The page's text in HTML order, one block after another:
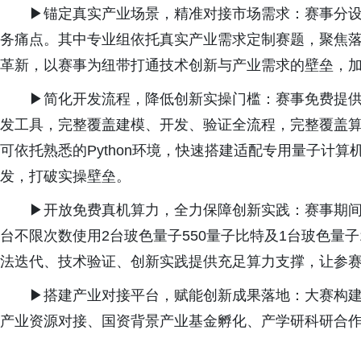
▶锚定真实产业场景，精准对接市场需求：赛事分
务痛点。其中专业组依托真实产业需求定制赛题，聚焦
革新，以赛事为纽带打通技术创新与产业需求的壁垒，
▶简化开发流程，降低创新实操门槛：赛事免费提
发工具，完整覆盖建模、开发、验证全流程，完整覆盖
可依托熟悉的Python环境，快速搭建适配专用量子计算
发，打破实操壁垒。
▶开放免费真机算力，全力保障创新实践：赛事期
台不限次数使用2台玻色量子550量子比特及1台玻色量
法迭代、技术验证、创新实践提供充足算力支撑，让参
▶搭建产业对接平台，赋能创新成果落地：大赛构
产业资源对接、国资背景产业基金孵化、产学研科研合